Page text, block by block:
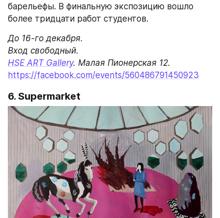
барельефы. В финальную экспозицию вошло
более тридцати работ студентов.
До 16-го декабря.
HSE ART Gallery
https://facebook.com/events/560486791450923
6. Supermarket